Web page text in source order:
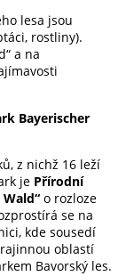
lesa jsou
rostliny).
a na
Bayerischer
z nichž 16 leží
je Přírodní
o rozloze
se na
kde sousedí
oblastí
Bavorský les.